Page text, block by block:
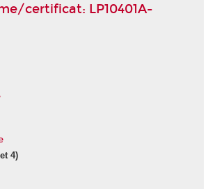
certificat: LP10401A-
4)